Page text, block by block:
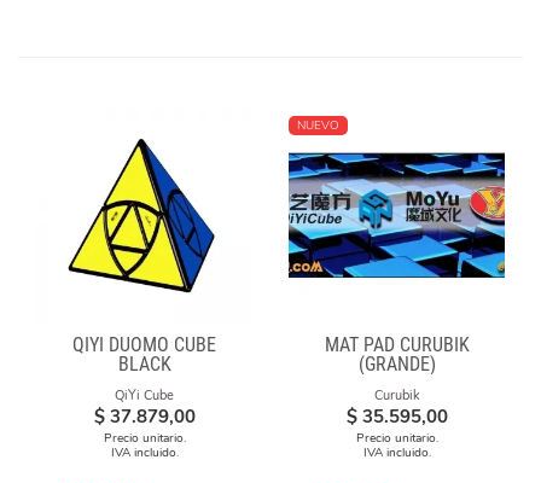
QIYI DUOMO CUBE
BLACK
QiYi Cube
$ 37.879,00
Precio unitario.
IVA incluido.
NUEVO
MAT PAD CURUBIK
(GRANDE)
Curubik
$ 35.595,00
Precio unitario.
IVA incluido.